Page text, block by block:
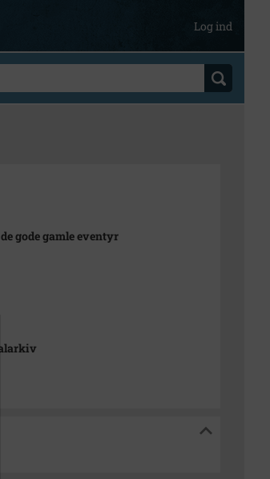
Log ind
gode gamle eventyr